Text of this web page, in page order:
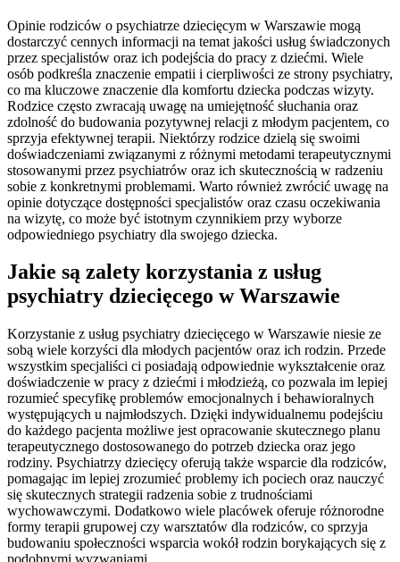
Opinie rodziców o psychiatrze dziecięcym w Warszawie mogą
dostarczyć cennych informacji na temat jakości usług świadczonych
przez specjalistów oraz ich podejścia do pracy z dziećmi. Wiele
osób podkreśla znaczenie empatii i cierpliwości ze strony psychiatry,
co ma kluczowe znaczenie dla komfortu dziecka podczas wizyty.
Rodzice często zwracają uwagę na umiejętność słuchania oraz
zdolność do budowania pozytywnej relacji z młodym pacjentem, co
sprzyja efektywnej terapii. Niektórzy rodzice dzielą się swoimi
doświadczeniami związanymi z różnymi metodami terapeutycznymi
stosowanymi przez psychiatrów oraz ich skutecznością w radzeniu
sobie z konkretnymi problemami. Warto również zwrócić uwagę na
opinie dotyczące dostępności specjalistów oraz czasu oczekiwania
na wizytę, co może być istotnym czynnikiem przy wyborze
odpowiedniego psychiatry dla swojego dziecka.
Jakie są zalety korzystania z usług
psychiatry dziecięcego w Warszawie
Korzystanie z usług psychiatry dziecięcego w Warszawie niesie ze
sobą wiele korzyści dla młodych pacjentów oraz ich rodzin. Przede
wszystkim specjaliści ci posiadają odpowiednie wykształcenie oraz
doświadczenie w pracy z dziećmi i młodzieżą, co pozwala im lepiej
rozumieć specyfikę problemów emocjonalnych i behawioralnych
występujących u najmłodszych. Dzięki indywidualnemu podejściu
do każdego pacjenta możliwe jest opracowanie skutecznego planu
terapeutycznego dostosowanego do potrzeb dziecka oraz jego
rodziny. Psychiatrzy dziecięcy oferują także wsparcie dla rodziców,
pomagając im lepiej zrozumieć problemy ich pociech oraz nauczyć
się skutecznych strategii radzenia sobie z trudnościami
wychowawczymi. Dodatkowo wiele placówek oferuje różnorodne
formy terapii grupowej czy warsztatów dla rodziców, co sprzyja
budowaniu społeczności wsparcia wokół rodzin borykających się z